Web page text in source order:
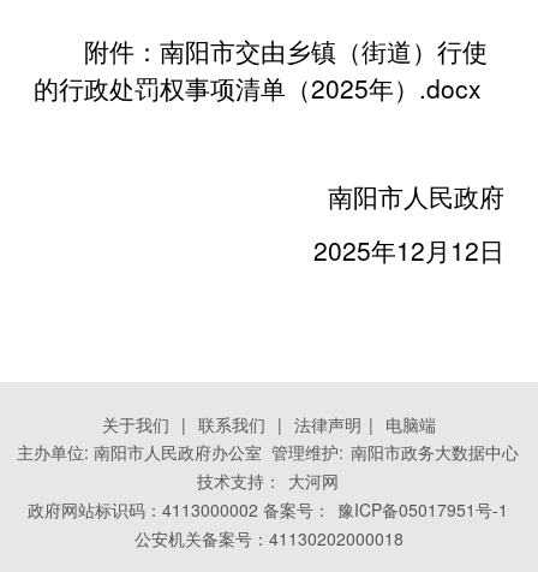
附件： 南阳市交由乡镇（街道）行使
的行政处罚权事项清单（2025年）.docx
南阳市人民政府
2025年12月12日
关于我们 | 联系我们 | 法律声明 | 电脑端
主办单位: 南阳市人民政府办公室 管理维护: 南阳市政务大数据中心
技术支持：
大河网
政府网站标识码：4113000002 备案号： 豫ICP备05017951号-1
公安机关备案号：41130202000018